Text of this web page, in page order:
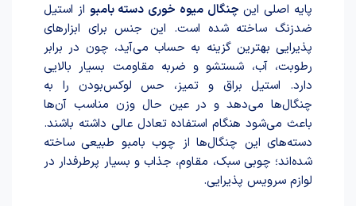
پایه اصلی این چنگال میوه خوری دسته بامبو از استیل
ضدزنگ ساخته شده است. این جنس برای ابزارهای
پذیرایی بهترین گزینه به حساب می‌آید، چون در برابر
رطوبت، آب، شستشو و ضربه مقاومت بسیار بالایی
دارد. استیل براق و تمیز، حس لوکس‌بودن را به
چنگال‌ها می‌دهد و در عین حال وزن مناسب آن‌ها
باعث می‌شود هنگام استفاده تعادل عالی داشته باشند.
دسته‌های این چنگال‌ها از چوب بامبو طبیعی ساخته
شده‌اند؛ چوبی سبک، مقاوم، جذاب و بسیار پرطرفدار در
لوازم سرویس پذیرایی.